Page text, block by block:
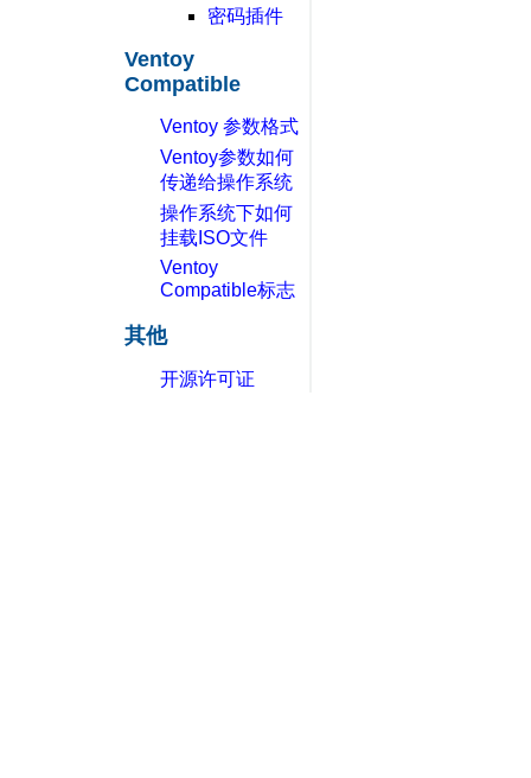
密码插件
Ventoy
Compatible
Ventoy 参数格式
Ventoy参数如何
传递给操作系统
操作系统下如何
挂载ISO文件
Ventoy
Compatible标志
其他
开源许可证